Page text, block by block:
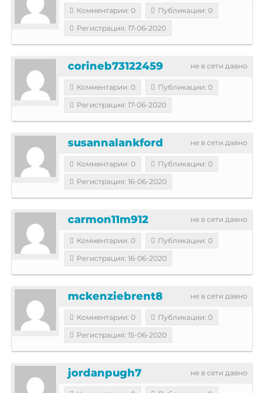
Комментарии: 0
Публикации: 0
Регистрация: 17-06-2020
не в сети давно
corineb73122459
Комментарии: 0
Публикации: 0
Регистрация: 17-06-2020
не в сети давно
susannalankford
Комментарии: 0
Публикации: 0
Регистрация: 16-06-2020
не в сети давно
carmon11m912
Комментарии: 0
Публикации: 0
Регистрация: 16-06-2020
не в сети давно
mckenziebrent8
Комментарии: 0
Публикации: 0
Регистрация: 15-06-2020
не в сети давно
jordanpugh7